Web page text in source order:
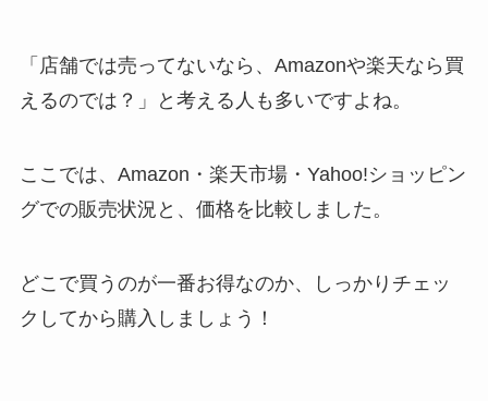
「店舗では売ってないなら、Amazonや楽天なら買
えるのでは？」と考える人も多いですよね。
ここでは、Amazon・楽天市場・Yahoo!ショッピン
グでの販売状況と、価格を比較しました。
どこで買うのが一番お得なのか、しっかりチェッ
クしてから購入しましょう！